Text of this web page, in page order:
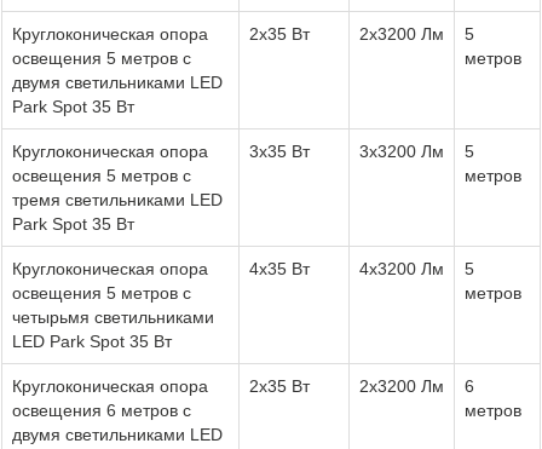
Круглоконическая опора
освещения 5 метров с
двумя светильниками LED
Park Spot 35 Вт
2x35 Вт 2х3200 Лм
5
метров
Круглоконическая опора
освещения 5 метров с
тремя светильниками LED
Park Spot 35 Вт
3x35 Вт 3х3200 Лм
5
метров
Круглоконическая опора
освещения 5 метров с
четырьмя светильниками
LED Park Spot 35 Вт
4x35 Вт 4х3200 Лм
5
метров
Круглоконическая опора
освещения 6 метров с
двумя светильниками LED
2x35 Вт 2х3200 Лм
6
метров